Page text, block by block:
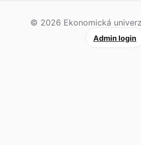
© 2026 Ekonomická
Admin login